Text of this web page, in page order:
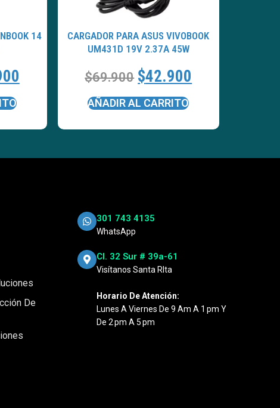
14
CARGADOR PARA ASUS VIVOBOOK
UM431D 19V 2.37A 45W
$69.900 $42.900
AÑADIR AL CARRITO
De
301 743 4135
WhatsApp
Cl. 32 Sur # 39a-61
Visítanos Santa RIta
Horario De Atención:
Lunes A Viernes De 9 Am A 1 Pm Y
De 2 Pm A 5 Pm